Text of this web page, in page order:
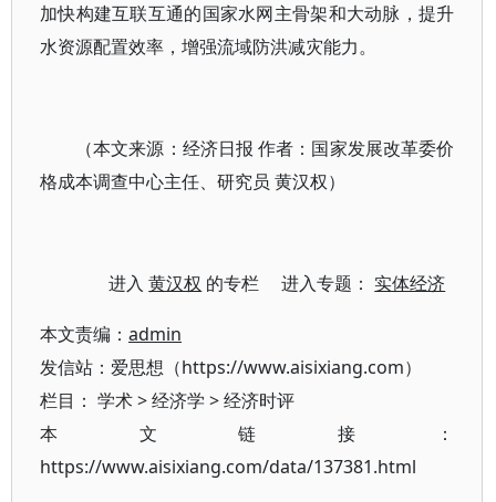
加快构建互联互通的国家水网主骨架和大动脉，提升
水资源配置效率，增强流域防洪减灾能力。
（本文来源：经济日报 作者：国家发展改革委价
格成本调查中心主任、研究员 黄汉权）
进入黄汉权 的专栏 进入专题： 实体经济
本文责编： admin
发信站：爱思想（https://www.aisixiang.com）
栏目： 学术>经济学 >经济时评
本文链接：
https://www.aisixiang.com/data/137381.html